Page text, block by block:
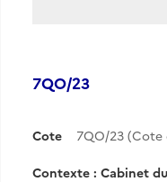
7QO/23
Cote 7QO/23 (Cote
Contexte : Cabinet